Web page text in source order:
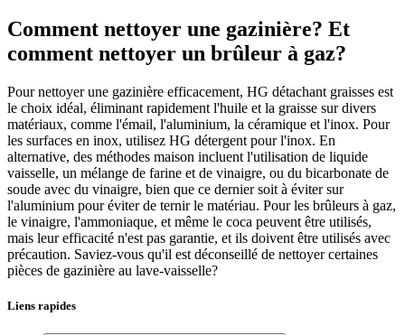
Comment nettoyer une gazinière? Et
comment nettoyer un brûleur à gaz?
Pour nettoyer une gazinière efficacement, HG détachant graisses est
le choix idéal, éliminant rapidement l'huile et la graisse sur divers
matériaux, comme l'émail, l'aluminium, la céramique et l'inox. Pour
les surfaces en inox, utilisez HG détergent pour l'inox. En
alternative, des méthodes maison incluent l'utilisation de liquide
vaisselle, un mélange de farine et de vinaigre, ou du bicarbonate de
soude avec du vinaigre, bien que ce dernier soit à éviter sur
l'aluminium pour éviter de ternir le matériau. Pour les brûleurs à gaz,
le vinaigre, l'ammoniaque, et même le coca peuvent être utilisés,
mais leur efficacité n'est pas garantie, et ils doivent être utilisés avec
précaution. Saviez-vous qu'il est déconseillé de nettoyer certaines
pièces de gazinière au lave-vaisselle?
Liens rapides